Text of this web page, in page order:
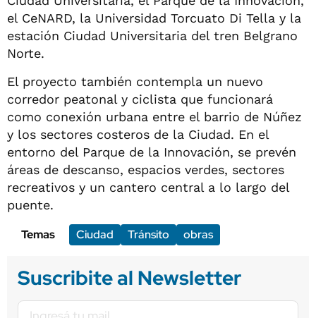
el CeNARD, la Universidad Torcuato Di Tella y la
estación Ciudad Universitaria del tren Belgrano
Norte.
El proyecto también contempla un nuevo
corredor peatonal y ciclista que funcionará
como conexión urbana entre el barrio de Núñez
y los sectores costeros de la Ciudad. En el
entorno del Parque de la Innovación, se prevén
áreas de descanso, espacios verdes, sectores
recreativos y un cantero central a lo largo del
puente.
Temas
Ciudad Tránsito obras
Suscribite al Newsletter